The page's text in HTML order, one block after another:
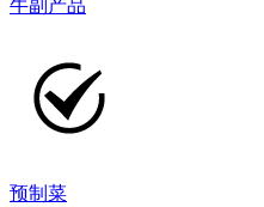
牛副产品
预制菜